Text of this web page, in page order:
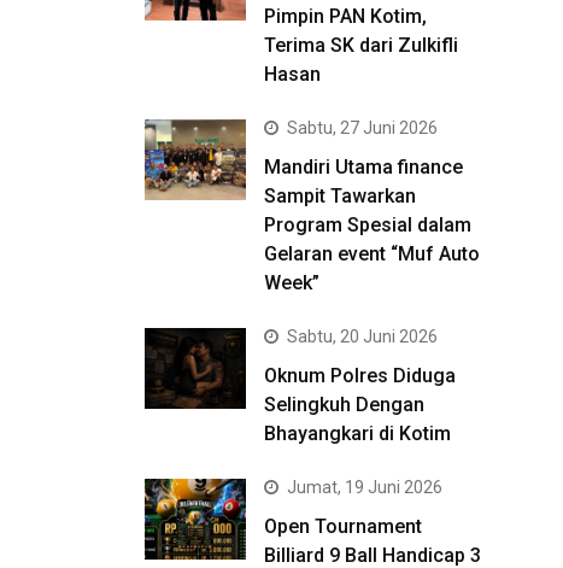
Pimpin PAN Kotim,
Terima SK dari Zulkifli
Hasan
Sabtu, 27 Juni 2026
Mandiri Utama finance
Sampit Tawarkan
Program Spesial dalam
Gelaran event “Muf Auto
Week”
Sabtu, 20 Juni 2026
Oknum Polres Diduga
Selingkuh Dengan
Bhayangkari di Kotim
Jumat, 19 Juni 2026
Open Tournament
Billiard 9 Ball Handicap 3